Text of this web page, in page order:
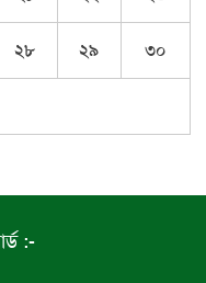
২৮ ২৯ ৩০
:-